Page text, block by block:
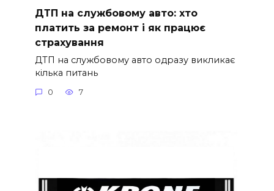
ДТП на службовому авто: хто
платить за ремонт і як працює
страхування
ДТП на службовому авто одразу викликає
кілька питань
0 7